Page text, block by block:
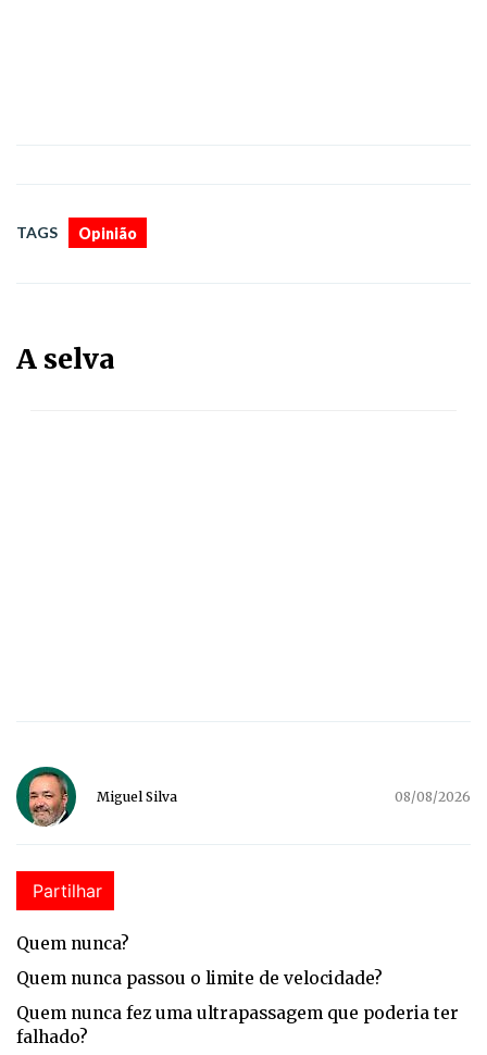
TAGS Opinião
A selva
Miguel Silva 08/08/2026
Partilhar
Quem nunca?
Quem nunca passou o limite de velocidade?
Quem nunca fez uma ultrapassagem que poderia ter
falhado?